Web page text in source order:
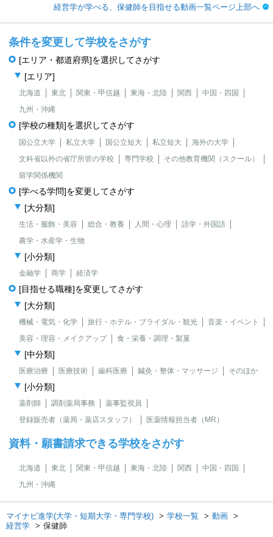
経営学が学べる、保健師を目指せる動画一覧ページ上部へ
条件を変更して学校をさがす
[エリア・都道府県]を選択してさがす
[エリア]
北海道 東北 関東・甲信越 東海・北陸 関西
中国・四国
九州・沖縄
[学校の種類]を選択してさがす
国公立大学 私立大学 国公立短大 私立短大
海外の大学
文科省以外の省庁所管の学校
専門学校
その他教育機関（スクール）
留学関係機関
[学べる学問]を変更してさがす
[大分類]
生活・服飾・美容 総合・教養 人間・心理
語学・外国語
農学・水産学・生物
[小分類]
金融学 商学 経済学
[目指せる職種]を変更してさがす
[大分類]
機械・電気・化学 旅行・ホテル・ブライダル・観光
音楽・イベント
美容・理容・メイクアップ
食・栄養・調理・製菓
[中分類]
医療治療 医療技術 歯科医療 鍼灸・整体・マッサージ そのほか
[小分類]
薬剤師 調剤薬局事務
薬事監視員
登録販売者（薬局・薬店スタッフ）
医薬情報担当者（MR）
資料・願書請求できる学校をさがす
北海道 東北 関東・甲信越 東海・北陸 関西
中国・四国
九州・沖縄
マイナビ進学(大学・短期大学・専門学校) 学校一覧
動画
経営学
保健師